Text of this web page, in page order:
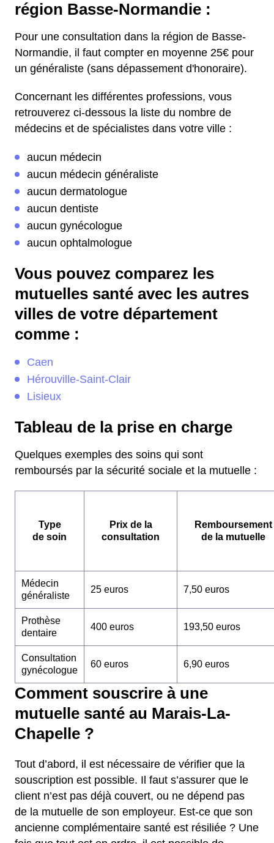
région Basse-Normandie :
Pour une consultation dans la région de Basse-
Normandie, il faut compter en moyenne 25€ pour
un généraliste (sans dépassement d'honoraire).
Concernant les différentes professions, vous
retrouverez ci-dessous la liste du nombre de
médecins et de spécialistes dans votre ville :
aucun médecin
aucun médecin généraliste
aucun dermatologue
aucun dentiste
aucun gynécologue
aucun ophtalmologue
Vous pouvez comparez les
mutuelles santé avec les autres
villes de votre département
comme :
Caen
Hérouville-Saint-Clair
Lisieux
Tableau de la prise en charge
Quelques exemples des soins qui sont
remboursés par la sécurité sociale et la mutuelle :
Type
de soin
Prix de la
consultation
Remboursement
de la mutuelle
Médecin
généraliste
25 euros 7,50 euros
Prothèse
dentaire
400 euros 193,50 euros
Consultation
gynécologue
60 euros 6,90 euros
Comment souscrire à une
mutuelle santé au Marais-La-
Chapelle ?
Tout d’abord, il est nécessaire de vérifier que la
souscription est possible. Il faut s’assurer que le
client n’est pas déjà couvert, ou ne dépend pas
de la mutuelle de son employeur. Est-ce que son
ancienne complémentaire santé est résiliée ? Une